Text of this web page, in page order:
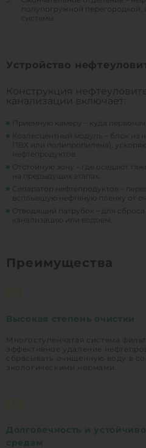
полупогружной перегородкой,
системы.
Устройство
Конструкция
канализации включает:
Приемную камеру – куда
Коалесцентный модуль – блок из
ПВХ или полипропилена),
нефтепродуктов.
Отстойную зону – где оседают
на предыдущих этапах.
Сепаратор нефтепродуктов –
всплывшую нефтяную пленку от
Отводящий патрубок – для
канализацию или водоем.
Преимущества
Высокая степень очистки
Многоступенчатая система
эффективное удаление
сбрасывать очищенную воду в
экологическими нормами.
Долговечность и
средам